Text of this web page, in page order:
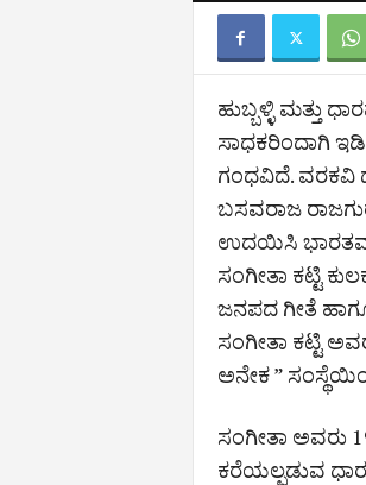
ಹುಬ್ಬಳ್ಳಿ ಮತ್ತು
ಸಾಧಕರಿಂದಾಗಿ
ಗಂಧವಿದೆ. ವರಕವಿ
ಬಸವರಾಜ
ಉದಯಿಸಿ
ಸಂಗೀತಾ ಕಟ್ಟಿ
ಜನಪದ ಗೀತೆ
ಸಂಗೀತಾ ಕಟ್ಟಿ
ಅನೇಕ ”
ಸಂಗೀತಾ ಅವರು
ಕರೆಯಲ್ಪಡುವ